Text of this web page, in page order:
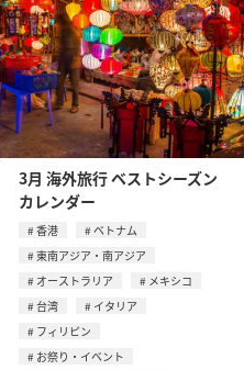
3月 海外旅行 ベストシーズン
カレンダー
香港
ベトナム
東南アジア・南アジア
オーストラリア
メキシコ
台湾
イタリア
フィリピン
お祭り・イベント